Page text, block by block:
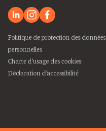
Politique de protection des données
personnelles
Charte d’usage des cookies
Déclaration d’accessibilité